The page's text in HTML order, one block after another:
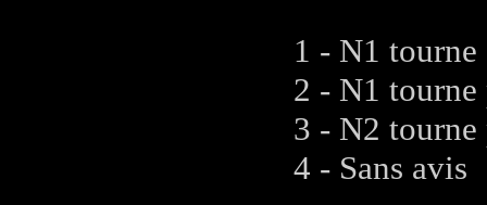
1 - N1 tourne
2 - N1
3 - N2
4 - Sans avis